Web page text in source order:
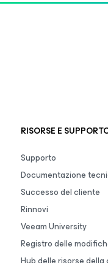
RISORSE E
Supporto
Documentazione
Successo del cliente
Rinnovi
Veeam University
Registro delle